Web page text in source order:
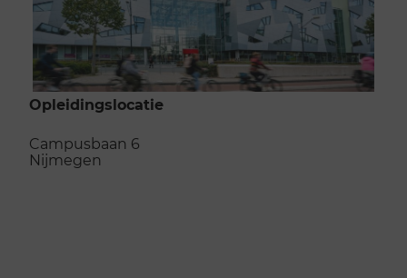
Opleidingslocatie
Campusbaan 6
Nijmegen